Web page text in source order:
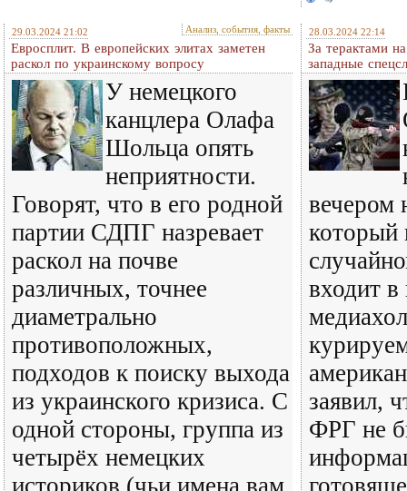
29.03.2024 21:02 Анализ, события, факты
Евросплит. В европейских элитах заметен
раскол по украинскому вопросу
У немецкого
канцлера Олафа
Шольца опять
неприятности.
Говорят, что в его родной
партии СДПГ назревает
раскол на почве
различных, точнее
диаметрально
противоположных,
подходов к поиску выхода
из украинского кризиса. С
одной стороны, группа из
четырёх немецких
историков (чьи имена вам
28.03.2024 22:14
За терактами
западные
вечером
который
входит в
заявил,
ФРГ не